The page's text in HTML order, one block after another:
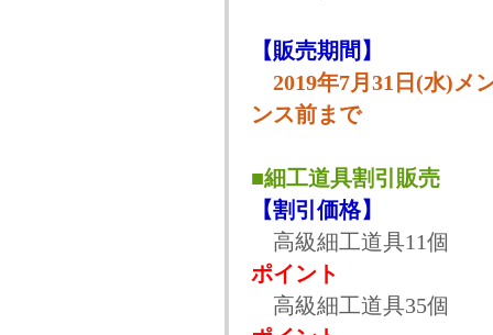
【販売期間】
2019年7月31日(水)メ
ンス前まで
■細工道具割引販売
【割引価格】
高級細工道具11個
ポイント
高級細工道具35個